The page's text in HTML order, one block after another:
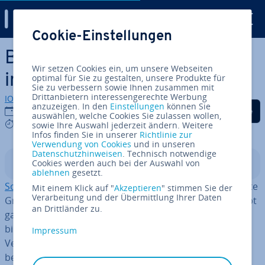
Zum Haupt­in­halt springen
BaaS: Backend as a Service
im Überblick
IONOS Redaktion
06.10.2021
6 mins
Auf Facebook teilen
Auf Twitter teilen
Auf LinkedIn
In­halts­ver­zeich­nis
Software as a Service bzw. SaaSist mitt­ler­wei­le eine feste
Größe im Bereich des Cloud Com­pu­tings und be­schreibt
ganz grund­sätz­lich Software, die über eine In­ter­net­ver­
bin­dung genutzt werden kann, ohne dass eine lokale
Version notwendig ist. Und auch in anderen Bereichen,
bei­spiels­wei­se bei der Web-Ent­wick­lung, sindneue
Cookie-Einstellungen
Wir setzen Cookies ein, um unsere Webseiten
optimal für Sie zu gestalten, unsere Produkte für
Sie zu verbessern sowie Ihnen zusammen mit
Drittanbietern interessengerechte Werbung
anzuzeigen. In den Einstellungen können Sie
auswählen, welche Cookies Sie zulassen wollen,
sowie Ihre Auswahl jederzeit ändern. Weitere
Infos finden Sie in unserer Richtlinie zur
Verwendung von Cookies und in unseren
Datenschutzhinweisen. Technisch notwendige
Cookies werden auch bei der Auswahl von
ablehnen gesetzt.
Mit einem Klick auf "Akzeptieren" stimmen Sie der
Verarbeitung und der Übermittlung Ihrer Daten
an Drittländer zu.
Impressum